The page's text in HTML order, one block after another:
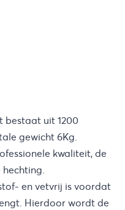
bestaat uit 1200
gewicht 6Kg.
kwaliteit, de
en vetvrij is voordat
Hierdoor wordt de